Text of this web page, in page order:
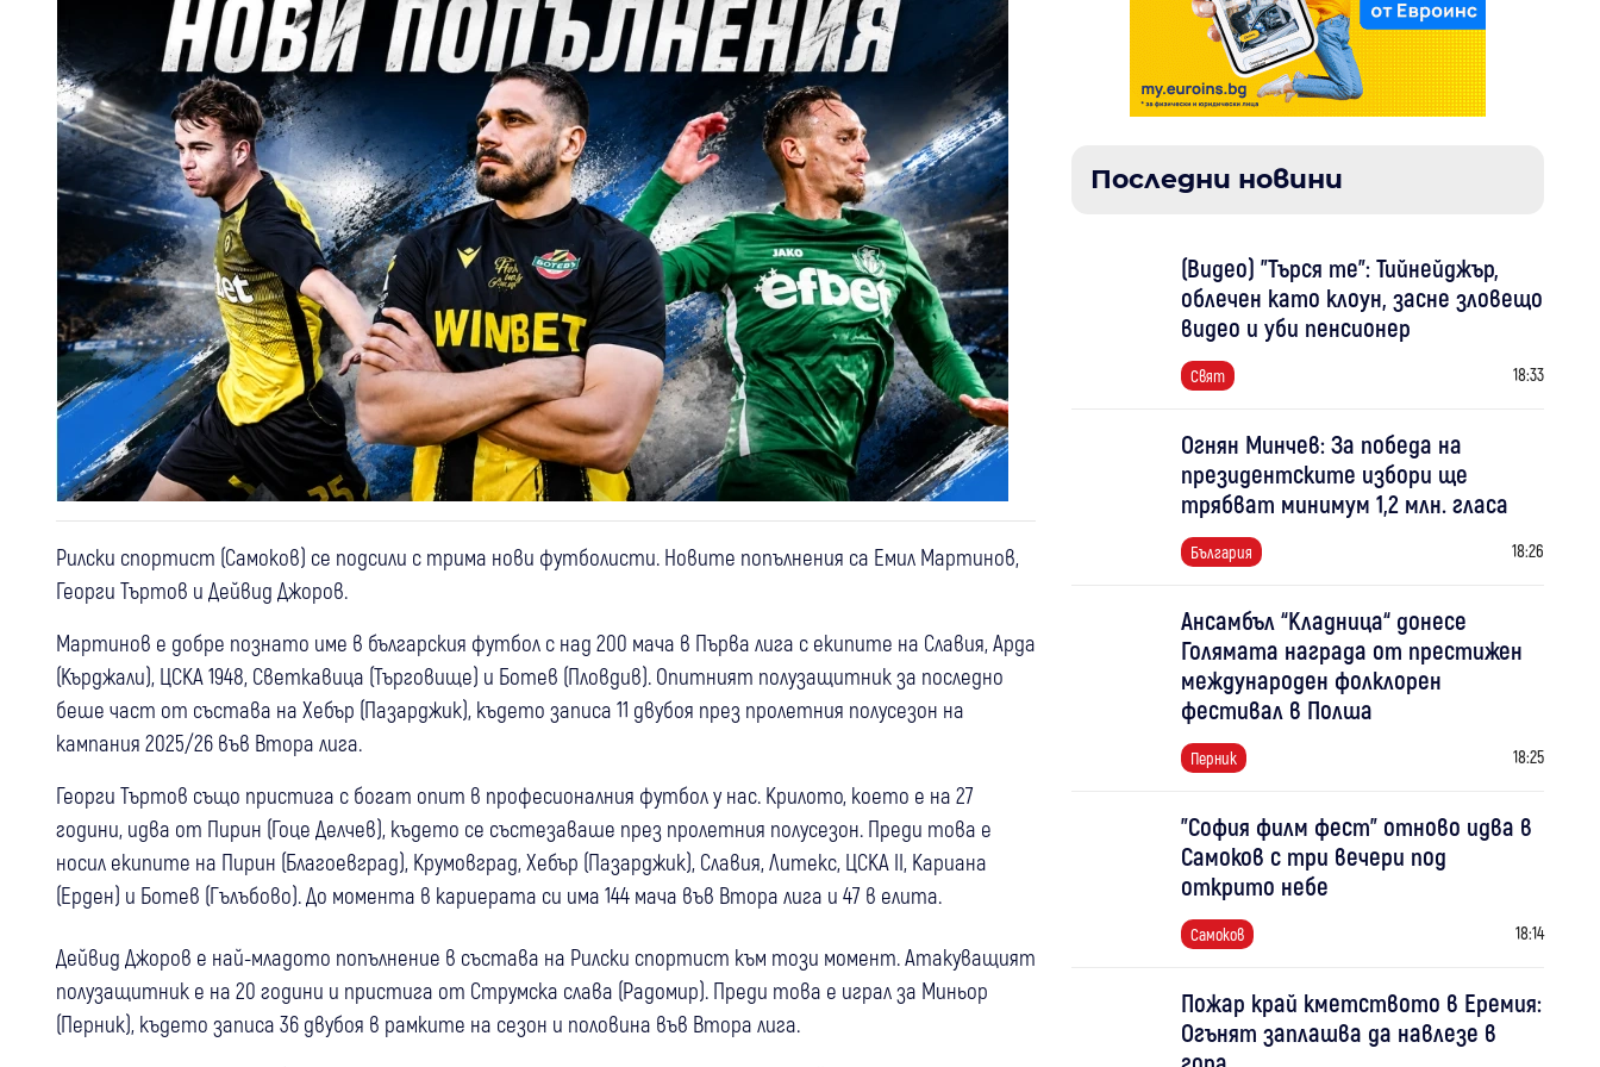
Рилски спортист (Самоков) се подсили с трима нови футболисти. Новите попълнения са Емил Мартинов,
Георги Търтов и Дейвид Джоров.
Мартинов е добре познато име в българския футбол с над 200 мача в Първа лига с екипите на Славия, Арда
(Кърджали), ЦСКА 1948, Светкавица (Търговище) и Ботев (Пловдив). Опитният полузащитник за последно
беше част от състава на Хебър (Пазарджик), където записа 11 двубоя през пролетния полусезон на
кампания 2025/26 във Втора лига.
Георги Търтов също пристига с богат опит в професионалния футбол у нас. Крилото, което е на 27
години, идва от Пирин (Гоце Делчев), където се състезаваше през пролетния полусезон. Преди това е
носил екипите на Пирин (Благоевград), Крумовград, Хебър (Пазарджик), Славия, Литекс, ЦСКА II, Кариана
(Ерден) и Ботев (Гълъбово). До момента в кариерата си има 144 мача във Втора лига и 47 в елита.
Дейвид Джоров е най-младото попълнение в състава на Рилски спортист към този момент. Атакуващият
полузащитник е на 20 години и пристига от Струмска слава (Радомир). Преди това е играл за Миньор
(Перник), където записа 36 двубоя в рамките на сезон и половина във Втора лига.
Последни новини
(Видео) "Търся те": Тийнейджър,
облечен като клоун, засне зловещо
видео и уби пенсионер
Свят 18:33
Огнян Минчев: За победа на
президентските избори ще
трябват минимум 1,2 млн. гласа
България 18:26
Ансамбъл “Кладница“ донесе
Голямата награда от престижен
международен фолклорен
фестивал в Полша
Перник 18:25
"София филм фест" отново идва в
Самоков с три вечери под
открито небе
Самоков 18:14
Пожар край кметството в Еремия:
Огънят заплашва да навлезе в